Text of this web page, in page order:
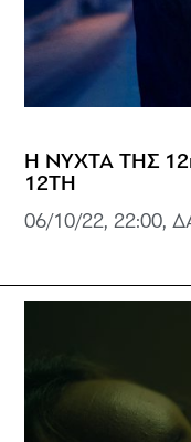
Η ΝΥΧΤΑ ΤΗΣ
12TH
06/10/22, 22:00,